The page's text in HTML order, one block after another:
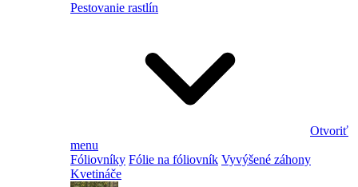
Pestovanie rastlín
Otvoriť
menu
Fóliovníky Fólie na fóliovník Vyvýšené záhony
Kvetináče